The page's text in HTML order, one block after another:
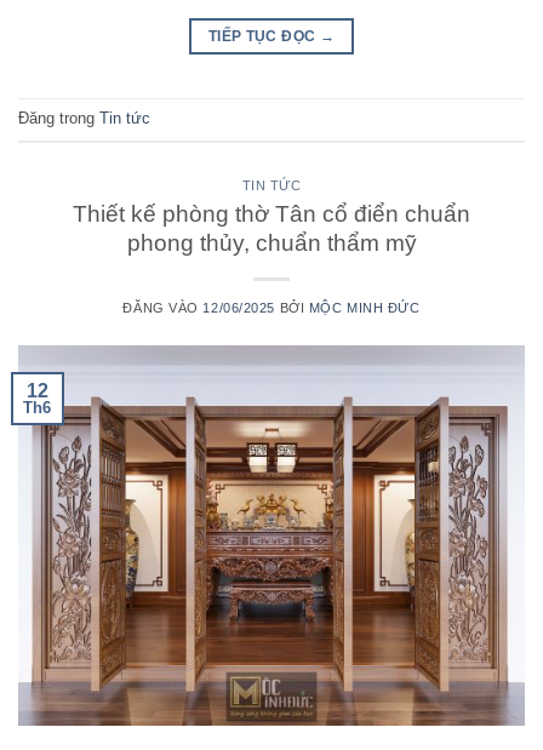
TIẾP TỤC ĐỌC →
Đăng trong Tin tức
TIN TỨC
Thiết kế phòng thờ Tân cổ điển chuẩn
phong thủy, chuẩn thẩm mỹ
ĐĂNG VÀO 12/06/2025 BỞI MỘC MINH ĐỨC
12
Th6